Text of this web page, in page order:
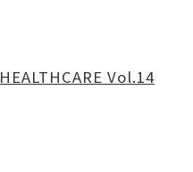
HEALTHCARE Vol.14